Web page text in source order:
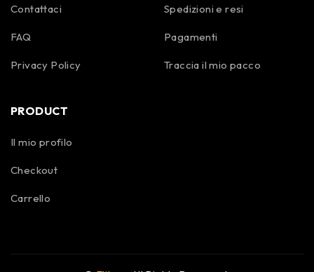
Contattaci
FAQ
Privacy Policy
Spedizioni e resi
Pagamenti
Traccia il mio pacco
PRODUCT
Il mio profilo
Checkout
Carrello